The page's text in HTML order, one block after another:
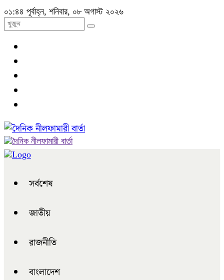
০১:৪৪ পূর্বাহ্ন, শনিবার, ০৮ অগাস্ট ২০২৬
সর্বশেষ
জাতীয়
রাজনীতি
বাংলাদেশ